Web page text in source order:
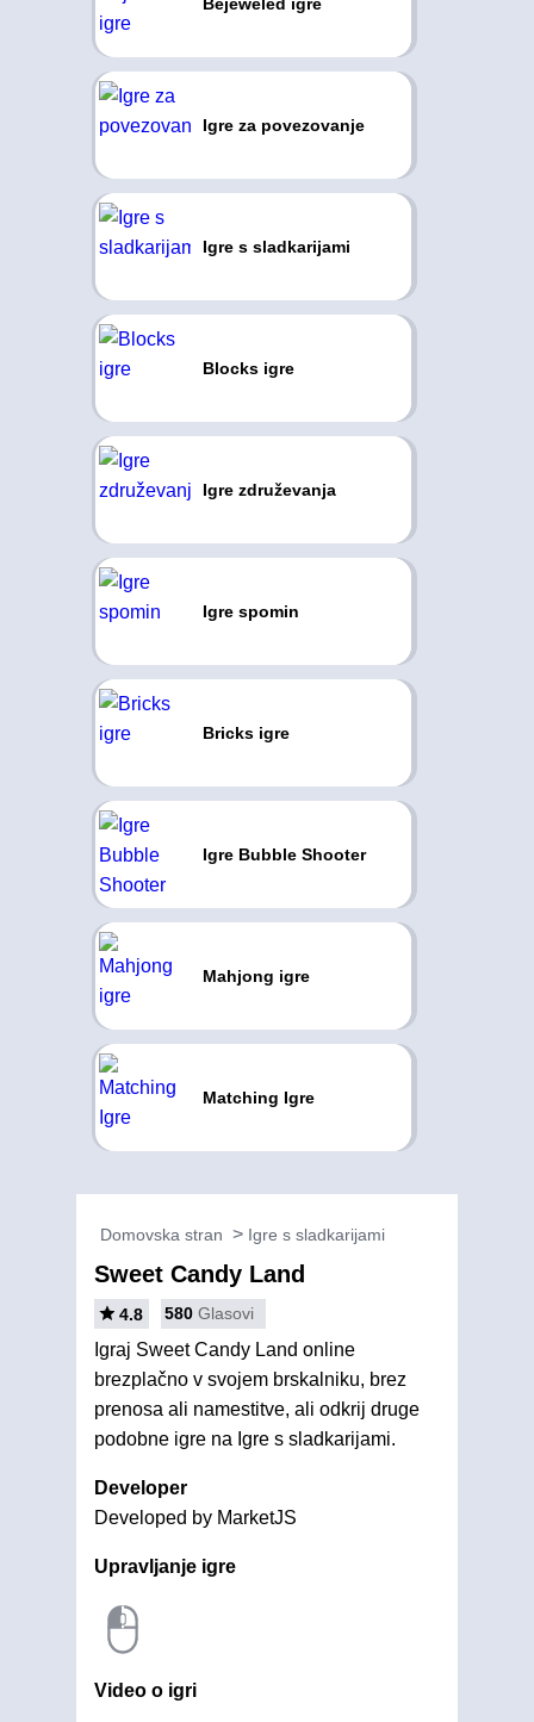
Igre za povezovanje
Igre s sladkarijami
Blocks igre
Igre združevanja
Igre spomin
Bricks igre
Igre Bubble Shooter
Mahjong igre
Matching Igre
Domovska stran Igre s sladkarijami
Sweet Candy Land
4.8 580 Glasovi
Igraj Sweet Candy Land online
brezplačno v svojem brskalniku, brez
prenosa ali namestitve, ali odkrij druge
podobne igre na Igre s sladkarijami.
Developer
Developed by MarketJS
Upravljanje igre
Video o igri